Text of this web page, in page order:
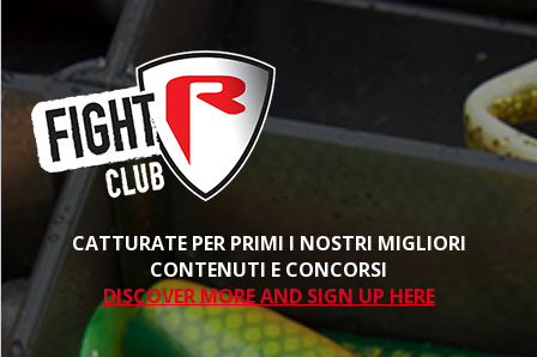
CATTURATE PER PRIMI I NOSTRI MIGLIORI
CONTENUTI E CONCORSI
DISCOVER MORE AND SIGN UP HERE